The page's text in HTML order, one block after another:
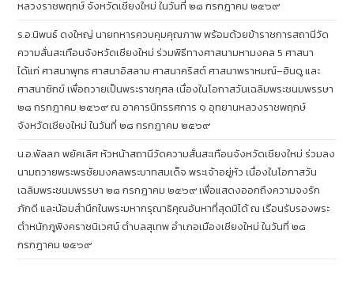
หลวงราชพฤกษ์ จังหวัดเชียงใหม่ ในวันที่ ๒๘ กรกฎาคม ๒๕๖๙
ร.อ.นิพนธ์ ดงใหญ่ นายทหารควบคุมคุณภาพ พร้อมด้วยข้าราชการสถานีวัด
ความสั่นสะเทือนจังหวัดเชียงใหม่ ร่วมพิธีทางศาสนามหามงคล 5 ศาสนา
ได้แก่ ศาสนาพุทธ ศาสนาอิสลาม ศาสนาคริสต์ ศาสนาพราหมณ์–ฮินดู และ
ศาสนาซิกข์ เพื่อถวายเป็นพระราชกุศล เนื่องในโอกาสวันเฉลิมพระชนมพรรษา
๒๘ กรกฎาคม ๒๕๖๙ ณ อาคารนิทรรศการ ๑ อุทยานหลวงราชพฤกษ์
จังหวัดเชียงใหม่ ในวันที่ ๒๘ กรกฎาคม ๒๕๖๙
น.อ.พัลลภ พยัคเลิศ หัวหน้าสถานีวัดความสั่นสะเทือนจังหวัดเชียงใหม่ ร่วมลง
นามถวายพระพรชัยมงคลพระบาทสมเด็จ พระเจ้าอยู่หัว เนื่องในโอกาสวัน
เฉลิมพระชนมพรรษา ๒๘ กรกฎาคม ๒๕๖๙ เพื่อแสดงออกถึงความจงรัก
ภักดี และน้อมสำนึกในพระมหากรุณาธิคุณอันหาที่สุดมิได้ ณ เรือนรับรองพระ
ตำหนักภูพิงคราชนิเวศน์ ตำบลสุเทพ อำเภอเมืองเชียงใหม่ ในวันที่ ๒๘
กรกฎาคม ๒๕๖๙